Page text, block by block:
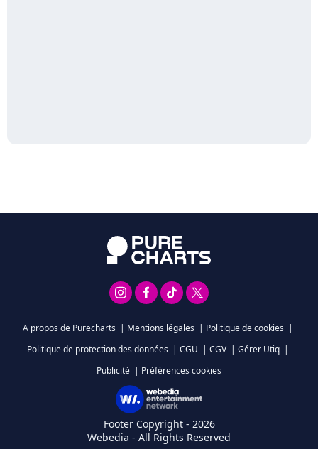
A propos de Purecharts | Mentions légales | Politique de cookies |
Politique de protection des données | CGU | CGV | Gérer Utiq |
Publicité | Préférences cookies
Footer Copyright - 2026
Webedia - All Rights Reserved